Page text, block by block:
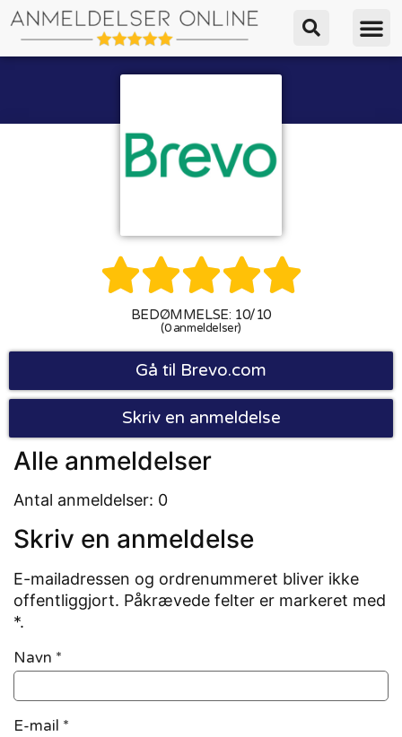

BEDØMMELSE: 10/10
(0 anmeldelser)
Gå til Brevo.com
Skriv en anmeldelse
Alle anmeldelser
Antal anmeldelser: 0
Skriv en anmeldelse
E-mailadressen og ordrenummeret bliver ikke
offentliggjort. Påkrævede felter er markeret med
*.
Navn *
E-mail *